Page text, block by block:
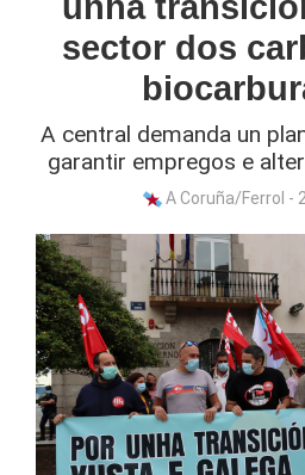
sector dos
A central demanda un
garantir empregos e
A Coruña/Ferrol -